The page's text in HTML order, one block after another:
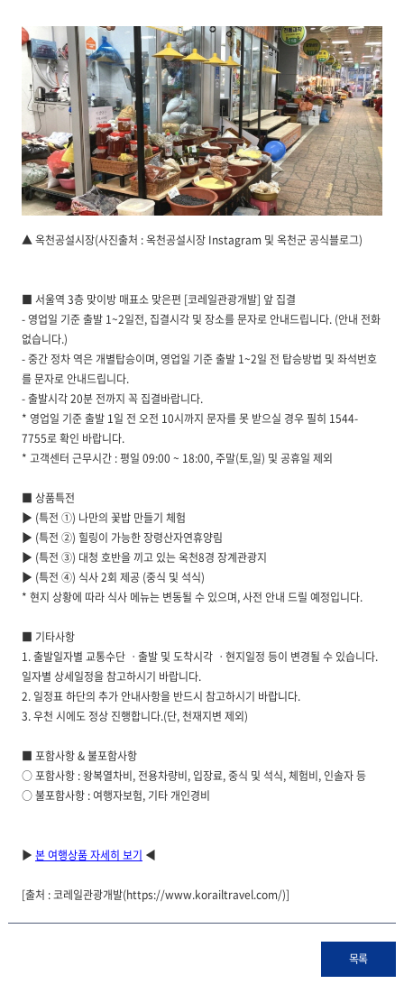
▲ 옥천공설시장(사진출처 : 옥천공설시장 Instagram 및 옥천군 공식블로그)
■ 서울역 3층 맞이방 매표소 맞은편 [코레일관광개발] 앞 집결
- 영업일 기준 출발 1~2일전, 집결시각 및 장소를 문자로 안내드립니다. (안내 전화
없습니다.)
- 중간 정차 역은 개별탑승이며, 영업일 기준 출발 1~2일 전 탑승방법 및 좌석번호
를 문자로 안내드립니다.
- 출발시각 20분 전까지 꼭 집결바랍니다.
* 영업일 기준 출발 1일 전 오전 10시까지 문자를 못 받으실 경우 필히 1544-
7755로 확인 바랍니다.
* 고객센터 근무시간 : 평일 09:00 ~ 18:00, 주말(토,일) 및 공휴일 제외
■ 상품특전
▶ (특전 ①) 나만의 꽃밥 만들기 체험
▶ (특전 ②) 힐링이 가능한 장령산자연휴양림
▶ (특전 ③) 대청 호반을 끼고 있는 옥천8경 장계관광지
▶ (특전 ④) 식사 2회 제공 (중식 및 석식)
* 현지 상황에 따라 식사 메뉴는 변동될 수 있으며, 사전 안내 드릴 예정입니다.
■ 기타사항
1. 출발일자별 교통수단 ㆍ출발 및 도착시각 ㆍ현지일정 등이 변경될 수 있습니다.
일자별 상세일정을 참고하시기 바랍니다.
2. 일정표 하단의 추가 안내사항을 반드시 참고하시기 바랍니다.
3. 우천 시에도 정상 진행합니다.(단, 천재지변 제외)
■ 포함사항 & 불포함사항
○ 포함사항 : 왕복열차비, 전용차량비, 입장료, 중식 및 석식, 체험비, 인솔자 등
○ 불포함사항 : 여행자보험, 기타 개인경비
▶ 본 여행상품 자세히 보기 ◀
[출처 : 코레일관광개발(https://www.korailtravel.com/)]
목록